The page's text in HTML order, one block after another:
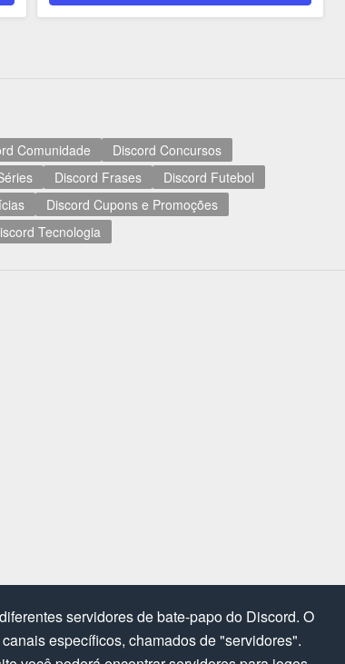
Comunidade
Discord Concursos
Discord Frases
Discord Futebol
Discord Cupons e Promoções
Tecnologia
servidores de bate-papo do Discord. O
específicos, chamados de "servidores".